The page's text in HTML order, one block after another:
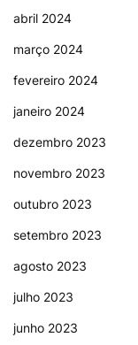
abril 2024
março 2024
fevereiro 2024
janeiro 2024
dezembro 2023
novembro 2023
outubro 2023
setembro 2023
agosto 2023
julho 2023
junho 2023